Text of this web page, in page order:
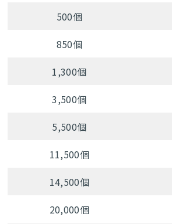
500個
850個
1,300個
3,500個
5,500個
11,500個
14,500個
20,000個